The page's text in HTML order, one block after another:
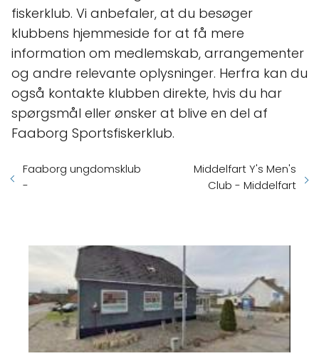
fiskerklub. Vi anbefaler, at du besøger
klubbens hjemmeside for at få mere
information om medlemskab, arrangementer
og andre relevante oplysninger. Herfra kan du
også kontakte klubben direkte, hvis du har
spørgsmål eller ønsker at blive en del af
Faaborg Sportsfiskerklub.
Faaborg ungdomsklub
-
Middelfart Y's Men's
Club - Middelfart